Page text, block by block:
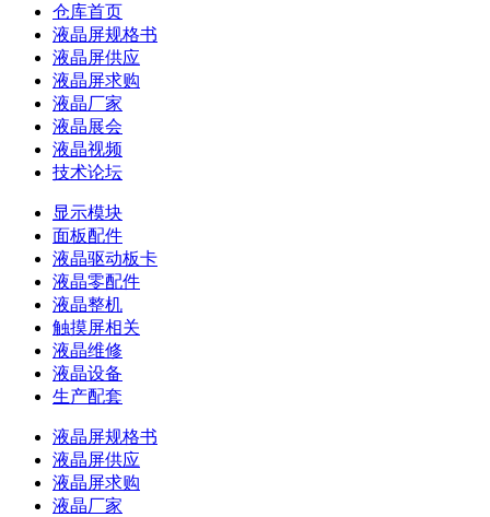
仓库首页
液晶屏规格书
液晶屏供应
液晶屏求购
液晶厂家
液晶展会
液晶视频
技术论坛
显示模块
面板配件
液晶驱动板卡
液晶零配件
液晶整机
触摸屏相关
液晶维修
液晶设备
生产配套
液晶屏规格书
液晶屏供应
液晶屏求购
液晶厂家